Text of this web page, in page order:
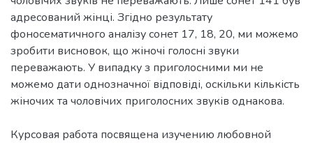
адресований жінці. Згідно результату
фоносематичного аналізу сонет 17, 18, 20, ми можемо
зробити висновок, що жіночі голосні звуки
переважають. У випадку з приголосними ми не
можемо дати однозначної відповіді, оскільки кількість
жіночих та чоловічих приголосних звуків однакова.
Курсовая работа посвящена изучению любовной